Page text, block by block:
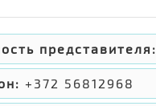
представителя:
+372 56812968